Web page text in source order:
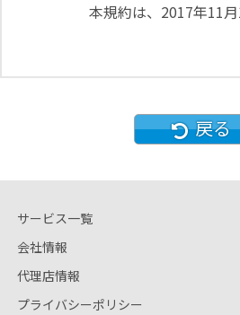
本規約は、2017年11月
戻る
サービス一覧
会社情報
代理店情報
プライバシーポリシー